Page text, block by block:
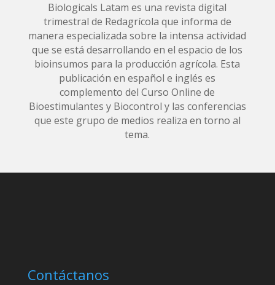
Biologicals Latam es una revista digital
trimestral de Redagrícola que informa de
manera especializada sobre la intensa actividad
que se está desarrollando en el espacio de los
bioinsumos para la producción agrícola. Esta
publicación en español e inglés es
complemento del Curso Online de
Bioestimulantes y Biocontrol y las conferencias
que este grupo de medios realiza en torno al
tema.
Contáctanos